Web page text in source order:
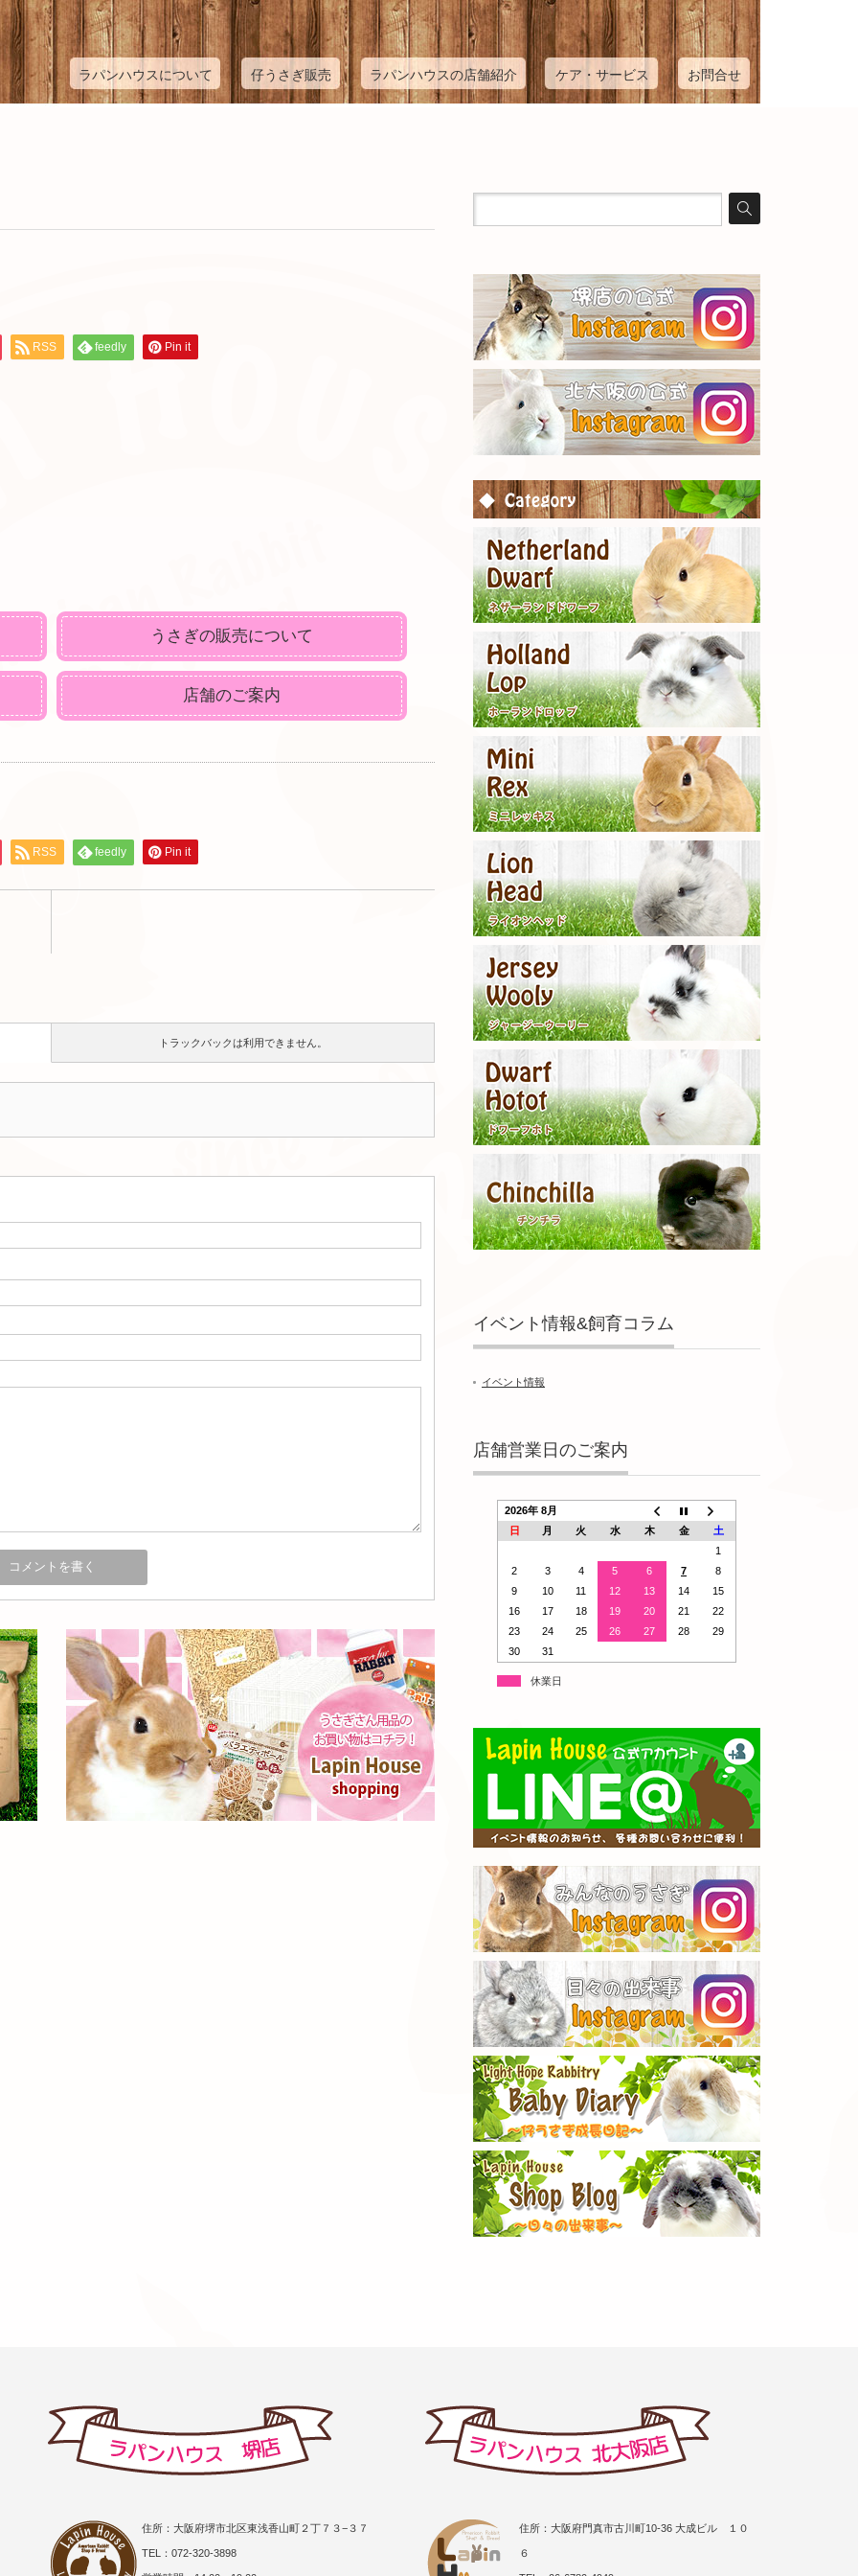
ラパンハウスについて 仔うさぎ販売 ラパンハウスの店舗紹介 ケア・サービス お問合せ
RSS feedly Pin it
うさぎの販売について
店舗のご案内
RSS feedly Pin it
トラックバックは利用できません。
イベント情報&飼育コラム
イベント情報
店舗営業日のご案内
2026年 8月
日
月 火 水 木 金
土
1
2
3 4 5 6 7
8
9
10 11 12 13 14
15
16
17 18 19 20 21
22
23
24 25 26 27 28
29
30
31
休業日
住所：大阪府堺市北区東浅香山町２丁７３−３７
TEL：072-320-3898
住所：大阪府門真市古川町10-36 大成ビル １０
６